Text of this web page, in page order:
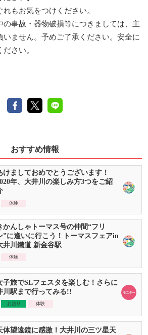
もお気をつけください。
の事故・器物破損等につきましては、主
いません。予めご了承ください。安全に
さい。
おすすめ情報
けましておめでとうございます！
年、大井川の楽しみ方3つをご紹
体験
かんしゃトーマス号の仲間“フリ
”に逢いに行こう！トーマスフェアin
井川鐵道 新金谷駅
体験
子旅でSLフェスタを楽しむ！さらに
川駅まで行ってみる!!
お泊り 体験
体望遠鏡に感激！大井川の三ツ星天